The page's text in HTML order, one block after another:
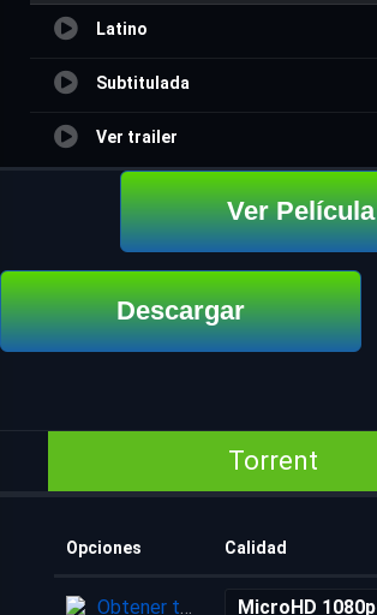
Latino
Subtitulada
Ver trailer
Ver Película
Descargar
Torrent
Opciones Calidad
Obtener torrent MicroHD 1080p